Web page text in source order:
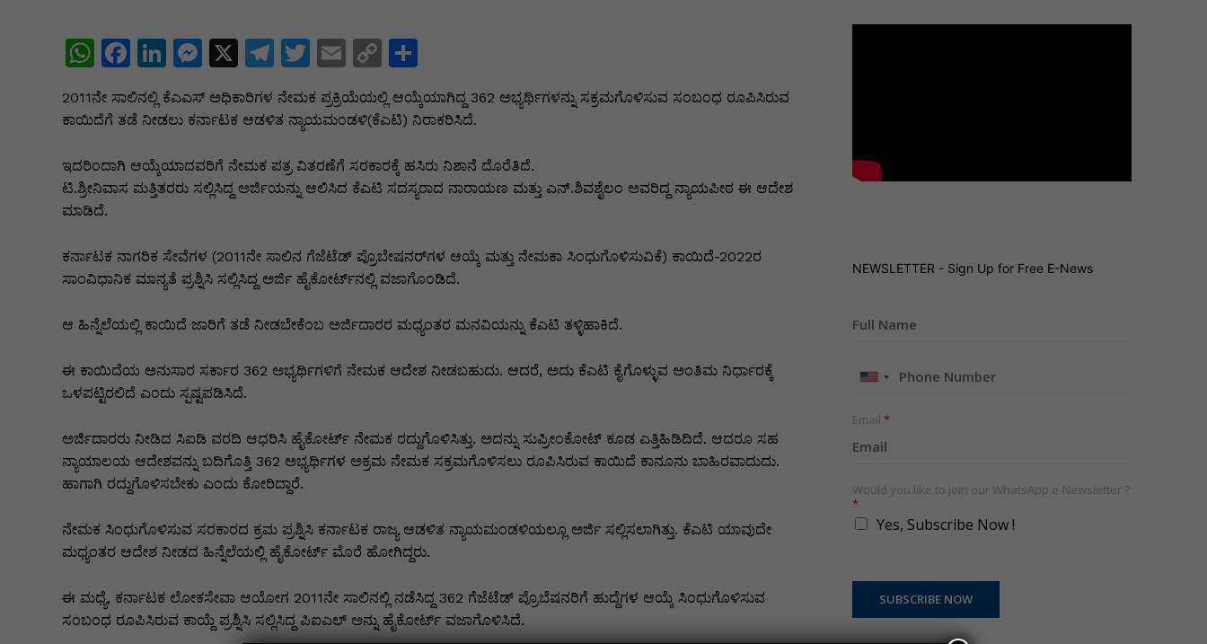
W
h
at
A
p
p
F
a
c
b
o
k
Li
n
k
dI
n
M
s
e
n
er
X
T
el
e
a
m
T
w
itt
E
m
ai
C
p
Li
n
S
ar
2011ನೇ ಸಾಲಿನಲ್ಲಿ ಕೆಎಎಸ್ ಅಧಿಕಾರಿಗಳ ನೇಮಕ ಪ್ರಕ್ರಿಯೆಯಲ್ಲಿ ಆಯ್ಕೆಯಾಗಿದ್ದ 362 ಅಭ್ಯರ್ಥಿಗಳನ್ನು ಸಕ್ರಮಗೊಳಿಸುವ ಸಂಬಂಧ ರೂಪಿಸಿರುವ
ಕಾಯಿದೆಗೆ ತಡೆ ನೀಡಲು ಕರ್ನಾಟಕ ಆಡಳಿತ ನ್ಯಾಯಮಂಡಳಿ(ಕೆಎಟಿ) ನಿರಾಕರಿಸಿದೆ.
ಇದರಿಂದಾಗಿ ಆಯ್ಕೆಯಾದವರಿಗೆ ನೇಮಕ ಪತ್ರ ವಿತರಣೆಗೆ ಸರಕಾರಕ್ಕೆ ಹಸಿರು ನಿಶಾನೆ ದೊರೆತಿದೆ.
ಟಿ.ಶ್ರೀನಿವಾಸ ಮತ್ತಿತರರು ಸಲ್ಲಿಸಿದ್ದ ಅರ್ಜಿಯನ್ನು ಆಲಿಸಿದ ಕೆಎಟಿ ಸದಸ್ಯರಾದ ನಾರಾಯಣ ಮತ್ತು ಎನ್.ಶಿವಶೈಲಂ ಅವರಿದ್ದ ನ್ಯಾಯಪೀಠ ಈ ಆದೇಶ
ಮಾಡಿದೆ.
ಕರ್ನಾಟಕ ನಾಗರಿಕ ಸೇವೆಗಳ (2011ನೇ ಸಾಲಿನ ಗೆಜೆಟೆಡ್ ಪ್ರೊಬೇಷನರ್‌ಗಳ ಆಯ್ಕೆ ಮತ್ತು ನೇಮಕಾ ಸಿಂಧುಗೊಳಿಸುವಿಕೆ) ಕಾಯಿದೆ-2022ರ
ಸಾಂವಿಧಾನಿಕ ಮಾನ್ಯತೆ ಪ್ರಶ್ನಿಸಿ ಸಲ್ಲಿಸಿದ್ದ ಅರ್ಜಿ ಹೈಕೋರ್ಟ್‌ನಲ್ಲಿ ವಜಾಗೊಂಡಿದೆ.
ಆ ಹಿನ್ನೆಲೆಯಲ್ಲಿ ಕಾಯಿದೆ ಜಾರಿಗೆ ತಡೆ ನೀಡಬೇಕೆಂಬ ಅರ್ಜಿದಾರರ ಮಧ್ಯಂತರ ಮನವಿಯನ್ನು ಕೆಎಟಿ ತಳ್ಳಿಹಾಕಿದೆ.
ಈ ಕಾಯಿದೆಯ ಅನುಸಾರ ಸರ್ಕಾರ 362 ಅಭ್ಯರ್ಥಿಗಳಿಗೆ ನೇಮಕ ಆದೇಶ ನೀಡಬಹುದು. ಆದರೆ, ಅದು ಕೆಎಟಿ ಕೈಗೊಳ್ಳುವ ಅಂತಿಮ ನಿರ್ಧಾರಕ್ಕೆ
ಒಳಪಟ್ಟಿರಲಿದೆ ಎಂದು ಸ್ಪಷ್ಟಪಡಿಸಿದೆ.
ಅರ್ಜಿದಾರರು ನೀಡಿದ ಸಿಐಡಿ ವರದಿ ಆಧರಿಸಿ ಹೈಕೋರ್ಟ್ ನೇಮಕ ರದ್ದುಗೊಳಿಸಿತ್ತು. ಅದನ್ನು ಸುಪ್ರೀಂಕೋಟ್ ಕೂಡ ಎತ್ತಿಹಿಡಿದಿದೆ. ಆದರೂ ಸಹ
ನ್ಯಾಯಾಲಯ ಆದೇಶವನ್ನು ಬದಿಗೊತ್ತಿ 362 ಅಭ್ಯರ್ಥಿಗಳ ಅಕ್ರಮ ನೇಮಕ ಸಕ್ರಮಗೊಳಿಸಲು ರೂಪಿಸಿರುವ ಕಾಯಿದೆ ಕಾನೂನು ಬಾಹಿರವಾದುದು.
ಹಾಗಾಗಿ ರದ್ದುಗೊಳಿಸಬೇಕು ಎಂದು ಕೋರಿದ್ದಾರೆ.
ನೇಮಕ ಸಿಂಧುಗೊಳಿಸುವ ಸರಕಾರದ ಕ್ರಮ ಪ್ರಶ್ನಿಸಿ ಕರ್ನಾಟಕ ರಾಜ್ಯ ಆಡಳಿತ ನ್ಯಾಯಮಂಡಳಿಯಲ್ಲೂ ಅರ್ಜಿ ಸಲ್ಲಿಸಲಾಗಿತ್ತು. ಕೆಎಟಿ ಯಾವುದೇ
ಮಧ್ಯಂತರ ಆದೇಶ ನೀಡದ ಹಿನ್ನೆಲೆಯಲ್ಲಿ ಹೈಕೋರ್ಟ್ ಮೊರೆ ಹೋಗಿದ್ದರು.
ಈ ಮಧ್ಯೆ, ಕರ್ನಾಟಕ ಲೋಕಸೇವಾ ಆಯೋಗ 2011ನೇ ಸಾಲಿನಲ್ಲಿ ನಡೆಸಿದ್ದ 362 ಗೆಜೆಟೆಡ್ ಪ್ರೊಬೆಷನರಿಗೆ ಹುದ್ದೆಗಳ ಆಯ್ಕೆ ಸಿಂಧುಗೊಳಿಸುವ
ಸಂಬಂಧ ರೂಪಿಸಿರುವ ಕಾಯ್ದೆ ಪ್ರಶ್ನಿಸಿ ಸಲ್ಲಿಸಿದ್ದ ಪಿಐಎಲ್ ಅನ್ನು ಹೈಕೋರ್ಟ್ ವಜಾಗೊಳಿಸಿದೆ.
NEWSLETTER - Sign Up for Free E-News
United
+1
Email *
Would you like to join our WhatsApp e-Newsletter ?
*
Yes, Subscribe Now !
SUBSCRIBE NOW